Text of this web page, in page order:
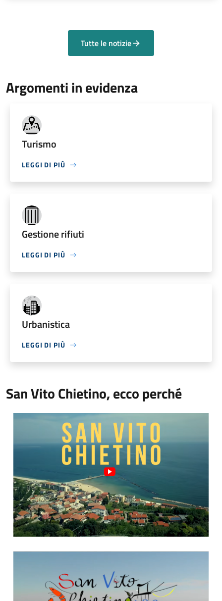
Tutte le notizie
Argomenti in evidenza
Turismo
LEGGI DI PIÙ
Gestione rifiuti
LEGGI DI PIÙ
Urbanistica
LEGGI DI PIÙ
San Vito Chietino, ecco perché
Video Comune di San Vito Chietino